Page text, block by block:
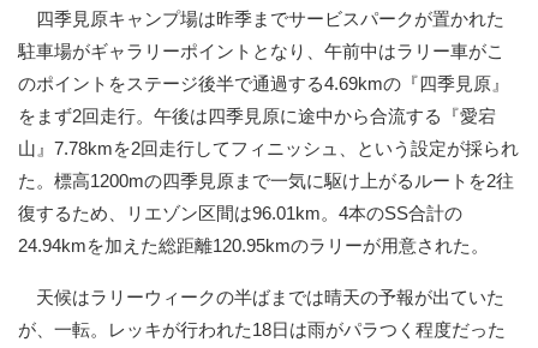
四季見原キャンプ場は昨季までサービスパークが置かれた
駐車場がギャラリーポイントとなり、午前中はラリー車がこ
のポイントをステージ後半で通過する4.69kmの『四季見原』
をまず2回走行。午後は四季見原に途中から合流する『愛宕
山』7.78kmを2回走行してフィニッシュ、という設定が採られ
た。標高1200mの四季見原まで一気に駆け上がるルートを2往
復するため、リエゾン区間は96.01km。4本のSS合計の
24.94kmを加えた総距離120.95kmのラリーが用意された。
天候はラリーウィークの半ばまでは晴天の予報が出ていた
が、一転。レッキが行われた18日は雨がパラつく程度だった